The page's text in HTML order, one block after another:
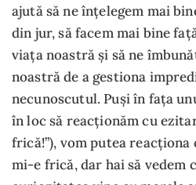
ajută să ne înțelegem mai
din jur, să facem mai bine
viața noastră și să ne
noastră de a gestiona
necunoscutul. Puși în fața
în loc să reacționăm cu
frică!”), vom putea
mi-e frică, dar hai să vedem